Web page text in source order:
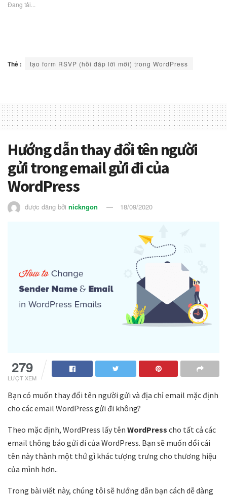
Đang tải...
Thẻ : tạo form RSVP (hồi đáp lời mời) trong WordPress
Hướng dẫn thay đổi tên người
gửi trong email gửi đi của
WordPress
được đăng bởi nickngon 18/09/2020
279
LƯỢT XEM
Bạn có muốn thay đổi tên người gửi và địa chỉ email mặc định
cho các email WordPress gửi đi không?
Theo mặc định, WordPress lấy tên WordPress cho tất cả các
email thông báo gửi đi của WordPress. Bạn sẽ muốn đổi cái
tên này thành một thứ gì khác tượng trưng cho thương hiệu
của mình hơn..
Trong bài viết này, chúng tôi sẽ hướng dẫn bạn cách dễ dàng